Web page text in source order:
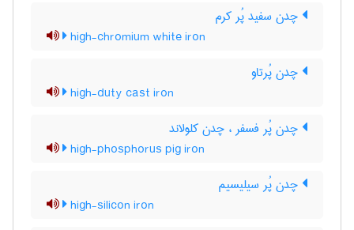
چدن سفید پُر کرم
high-chromium white iron
چدن پُرتاو
high-duty cast iron
چدن پُر فسفر ، چدن کلولاند
high-phosphorus pig iron
چدن پُر سیلیسیم
high-silicon iron